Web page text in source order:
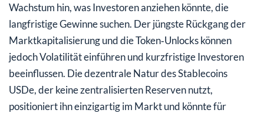
Wachstum hin, was Investoren anziehen könnte, die
langfristige Gewinne suchen. Der jüngste Rückgang der
Marktkapitalisierung und die Token‑Unlocks können
jedoch Volatilität einführen und kurzfristige Investoren
beeinflussen. Die dezentrale Natur des Stablecoins
USDe, der keine zentralisierten Reserven nutzt,
positioniert ihn einzigartig im Markt und könnte für